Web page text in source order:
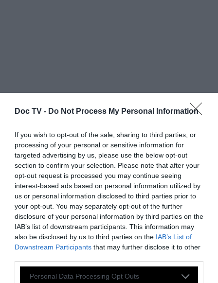
Doc TV - Do Not Process My Personal Information
If you wish to opt-out of the sale, sharing to third parties, or
processing of your personal or sensitive information for
targeted advertising by us, please use the below opt-out
section to confirm your selection. Please note that after your
opt-out request is processed you may continue seeing
interest-based ads based on personal information utilized by
us or personal information disclosed to third parties prior to
your opt-out. You may separately opt-out of the further
disclosure of your personal information by third parties on the
IAB’s list of downstream participants. This information may
also be disclosed by us to third parties on the IAB’s List of
Downstream Participants that may further disclose it to other
Personal Data Processing Opt Outs
Τα τζιτζίκια ζούνε μια μακροχρόνια μοναχική
διαρκεί από 3 έως 17 χρόνια ανάλογα με το
είδος. Την ακολουθεί μια μαζική έξοδος στην
επιφάνεια της γης και προς τα δέντρα: μέσα
σε τέσσερις με έξι εβδομάδες γίνεται η
μεταμόρφωση στο φτερωτό έντομο που
γνωρίζουμε. Ύστερα γίνεται η αναπαραγωγή
του και τζιτζίκια «σβήνουν» οριστικά.
Ο ήχος που παράγουν μαζικά τα τζιτζίκια
θεωρείται ένας από τους πιο δυνατούς
ήχους στη φύση και σκοπός του είναι η